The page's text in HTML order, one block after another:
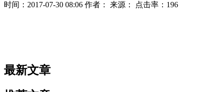
时间：2017-07-30 08:06 作者： 来源： 点击率：196
最新文章